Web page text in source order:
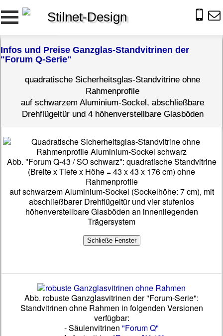
Stilnet-Design
Infos und Preise Ganzglas-Standvitrinen der
"Forum Q-Serie"
quadratische Sicherheitsglas-Standvitrine ohne
Rahmenprofile
auf schwarzem Aluminium-Sockel, abschließbare
Drehflügeltür und 4 höhenverstellbare Glasböden
Abb. "Forum Q-43 / SO schwarz": quadratische Standvitrine
(Breite x Tiefe x Höhe = 43 x 43 x 176 cm) ohne
Rahmenprofile
auf schwarzem Aluminium-Sockel (Sockelhöhe: 7 cm), mit
abschließbarer Drehflügeltür und vier stufenlos
höhenverstellbare Glasböden an innenliegenden
Trägersystem
Abb. robuste Ganzglasvitrinen der "Forum-Serie":
Standvitrinen ohne Rahmen in folgenden Versionen
verfügbar:
- Säulenvitrinen "Forum Q"